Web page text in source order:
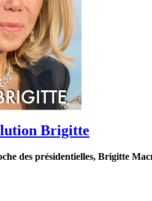
Brigitte
des présidentielles, Brigitte